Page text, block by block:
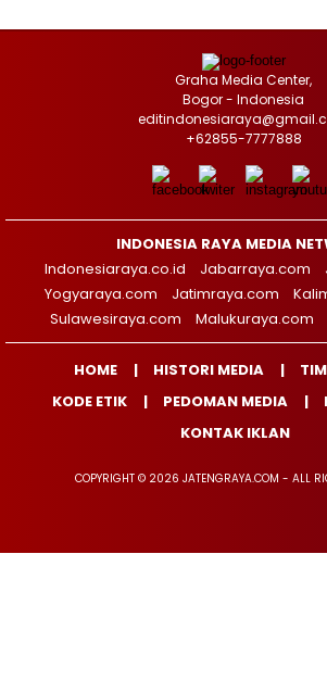
Graha Media Center,
Bogor - Indonesia
+62855-7777888
INDONESIA RAYA MEDIA
Indonesiaraya.co.id
Jabarraya.com
Yogyaraya.com
Jatimraya.com
Sulawesiraya.com
Malukuraya.com
HOME HISTORI MEDIA
KODE ETIK
PEDOMAN MEDIA
KONTAK IKLAN
COPYRIGHT © 2026 JATENGRAYA.COM - ALL